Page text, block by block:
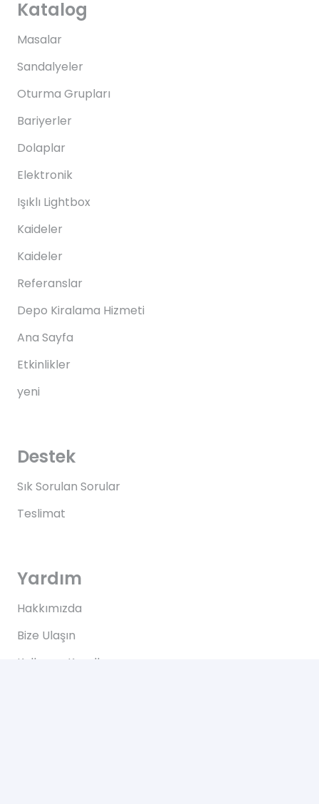
Katalog
Masalar
Sandalyeler
Oturma Grupları
Bariyerler
Dolaplar
Elektronik
Işıklı Lightbox
Kaideler
Kaideler
Referanslar
Depo Kiralama Hizmeti
Ana Sayfa
Etkinlikler
yeni
Destek
Sık Sorulan Sorular
Teslimat
Yardım
Hakkımızda
Bize Ulaşın
Kullanım Koşulları